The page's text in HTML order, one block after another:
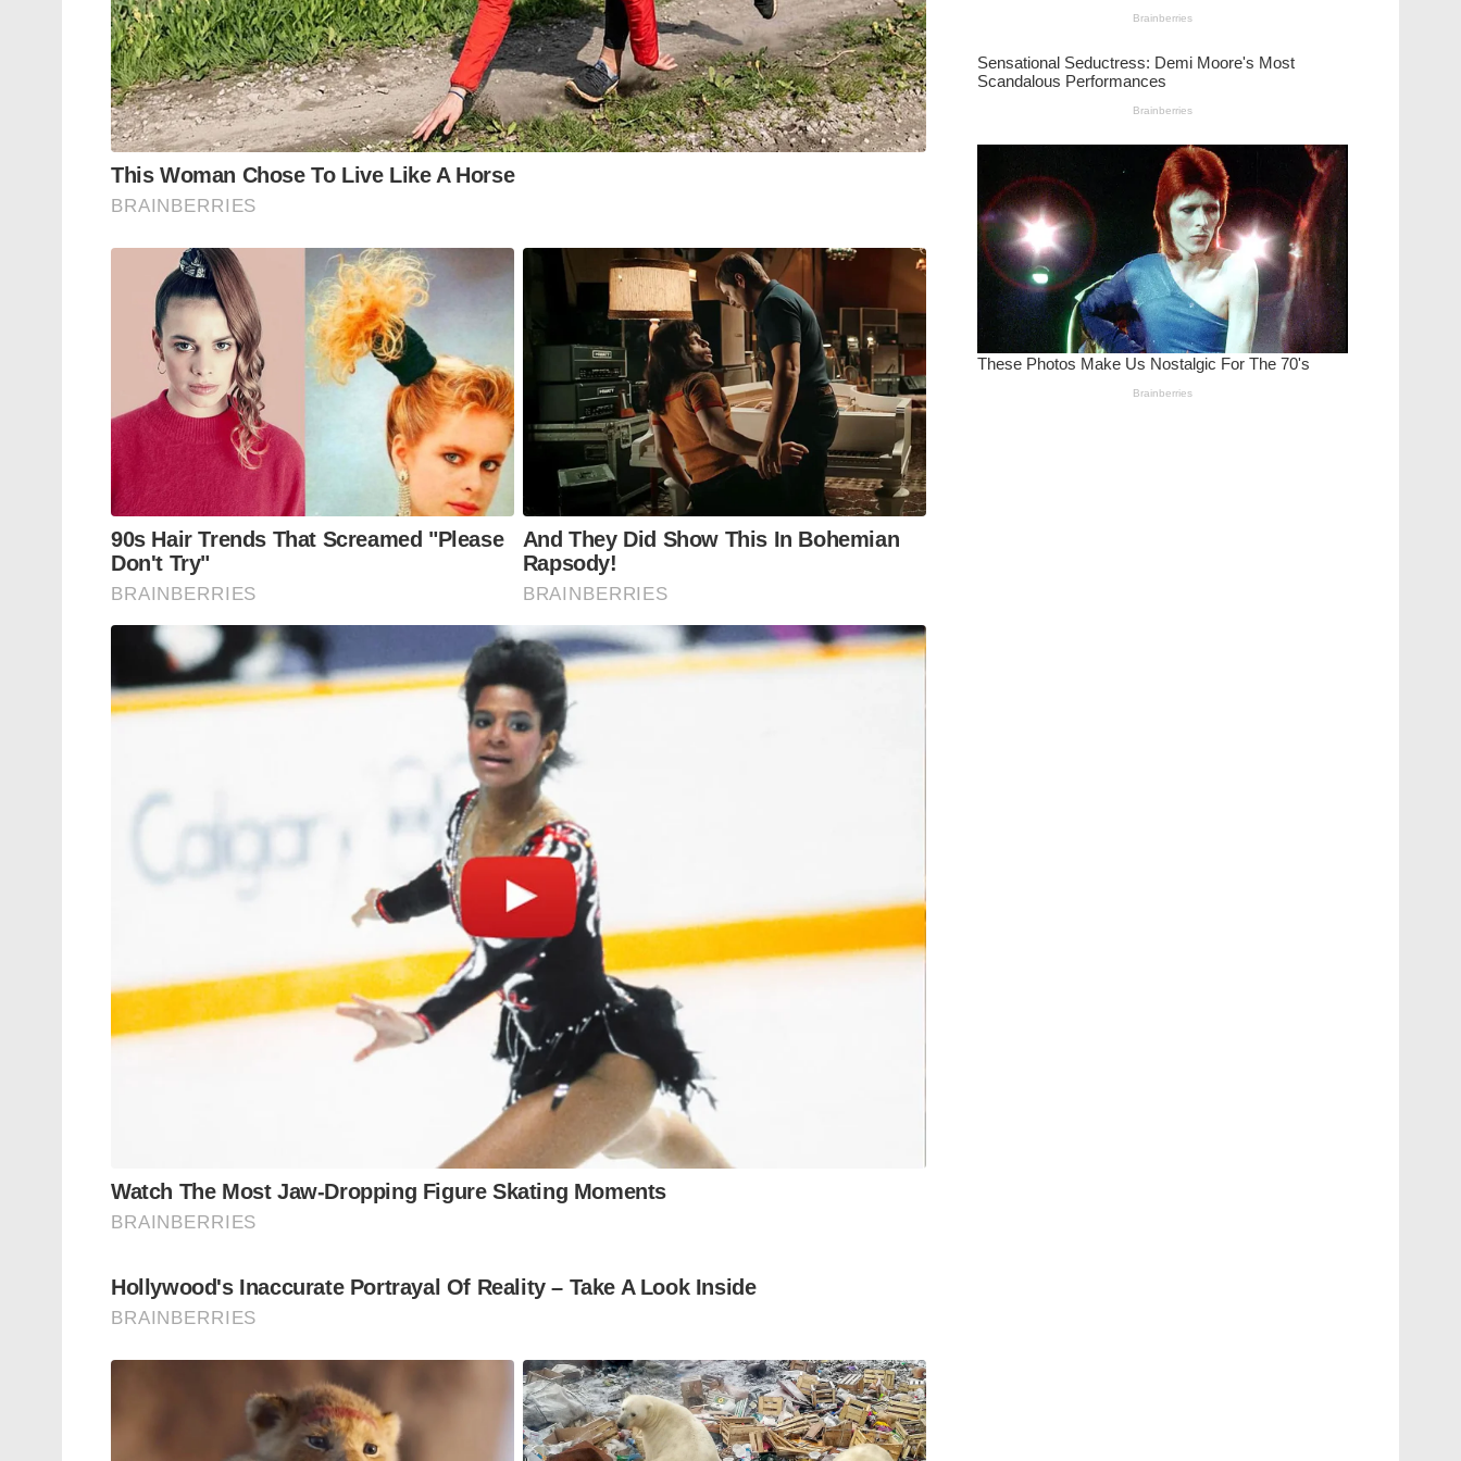
തദ്ദേശീയമായ പ്രകൃതിവിഭവങ്ങൾ മുഴുവൻ പാകിസ്താൻ കൊള്ളയടിക്കുമ്പോൾ തങ്ങൾക്ക്
ലഭിക്കുന്നത് ദാരിദ്ര്യം മാത്രമാണെന്ന് ജനങ്ങൾ തിരിച്ചറിഞ്ഞു കഴിഞ്ഞു. ഭാരതത്തിന്റെ ഭാഗമായ
ജമ്മു കശ്മീരിലെ വികസന മുന്നേറ്റങ്ങളും സമാധാനാന്തരീക്ഷവും അതിർത്തിക്ക് അപ്പുറത്തുള്ള
ഈ ജനങ്ങളെ വലിയ രീതിയിൽ സ്വാധീനിക്കുന്നുണ്ടെന്നാണ് അന്താരാഷ്ട്ര രാഷ്ട്രീയ നിരീക്ഷകർ
വിലയിരുത്തുന്നത്. ഇന്ത്യയുമായി അതിർത്തികൾ തുറന്ന് വ്യാപാരം പുനരാരംഭിക്കണമെന്ന
സമരനേതാക്കളുടെ ആവശ്യം പാക് ഭരണകൂടത്തിന്റെ ഉറക്കം കെടുത്തുന്നതാണ്. വരും
ദിവസങ്ങളിൽ പാക് സൈന്യവും ജനങ്ങളും തമ്മിൽ കടുത്ത തെരുവ് യുദ്ധത്തിലേക്ക് കാര്യങ്ങൾ
Freedom from occupation'